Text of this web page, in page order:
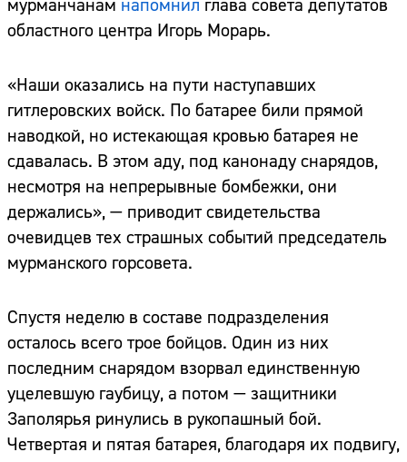
мурманчанам напомнил глава совета депутатов
областного центра Игорь Морарь.
«Наши оказались на пути наступавших
гитлеровских войск. По батарее били прямой
наводкой, но истекающая кровью батарея не
сдавалась. В этом аду, под канонаду снарядов,
несмотря на непрерывные бомбежки, они
держались», — приводит свидетельства
очевидцев тех страшных событий председатель
мурманского горсовета.
Спустя неделю в составе подразделения
осталось всего трое бойцов. Один из них
последним снарядом взорвал единственную
уцелевшую гаубицу, а потом — защитники
Заполярья ринулись в рукопашный бой.
Четвертая и пятая батарея, благодаря их подвигу,